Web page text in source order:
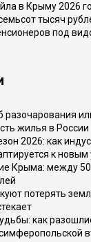
в Крыму 2026
тысяч
под
разочарования
жилья в России
2026: как
к
Крыма: между
потерять
как